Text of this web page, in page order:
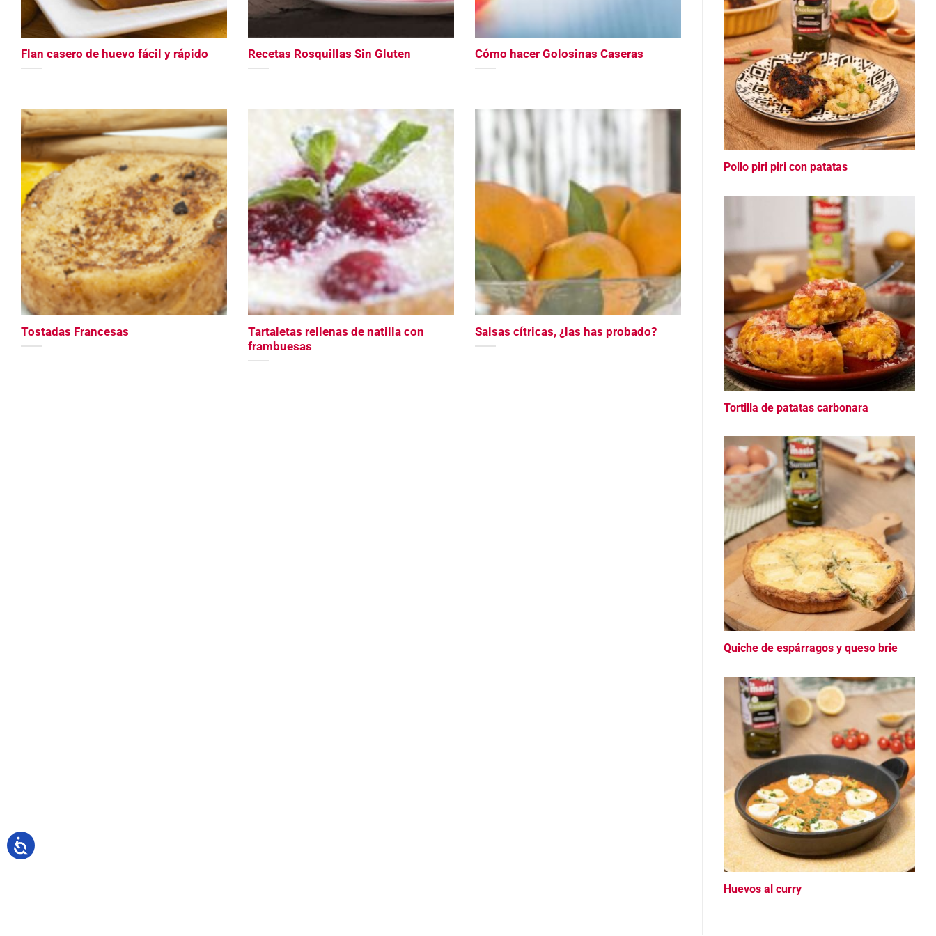
Flan casero de huevo fácil y rápido Recetas Rosquillas Sin Gluten Cómo hacer Golosinas Caseras
Tostadas Francesas
Tartaletas rellenas de natilla con
frambuesas
Salsas cítricas, ¿las has probado?
Pollo piri piri con patatas
Tortilla de patatas carbonara
Quiche de espárragos y queso brie
Huevos al curry